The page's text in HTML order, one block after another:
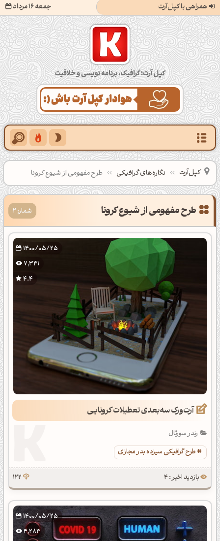
همراهی با کپل‌آرت جمعه 16 مرداد
کپل‌آرت؛ گرافیک، برنامه‌نویسی و خلاقیت
کپل‌آرت نگاره‌های گرافیکی طرح مفهومی از شیوع کرونا
طرح مفهومی از شیوع کرونا شمار: 2
1400/05/25
7,341
4.4
آرت‌ورک سه‌بعدی تعطیلات کرونایی
رندر سورئال
طرح گرافیکی سیزده بدر مجازی
بازدید اخیر : 4 122
1400/05/25
4,283